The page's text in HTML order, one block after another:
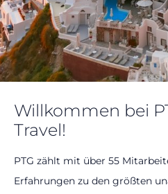
Über PTG
Willkommen bei
Travel!
PTG zählt mit über 55
Erfahrungen zu den größten